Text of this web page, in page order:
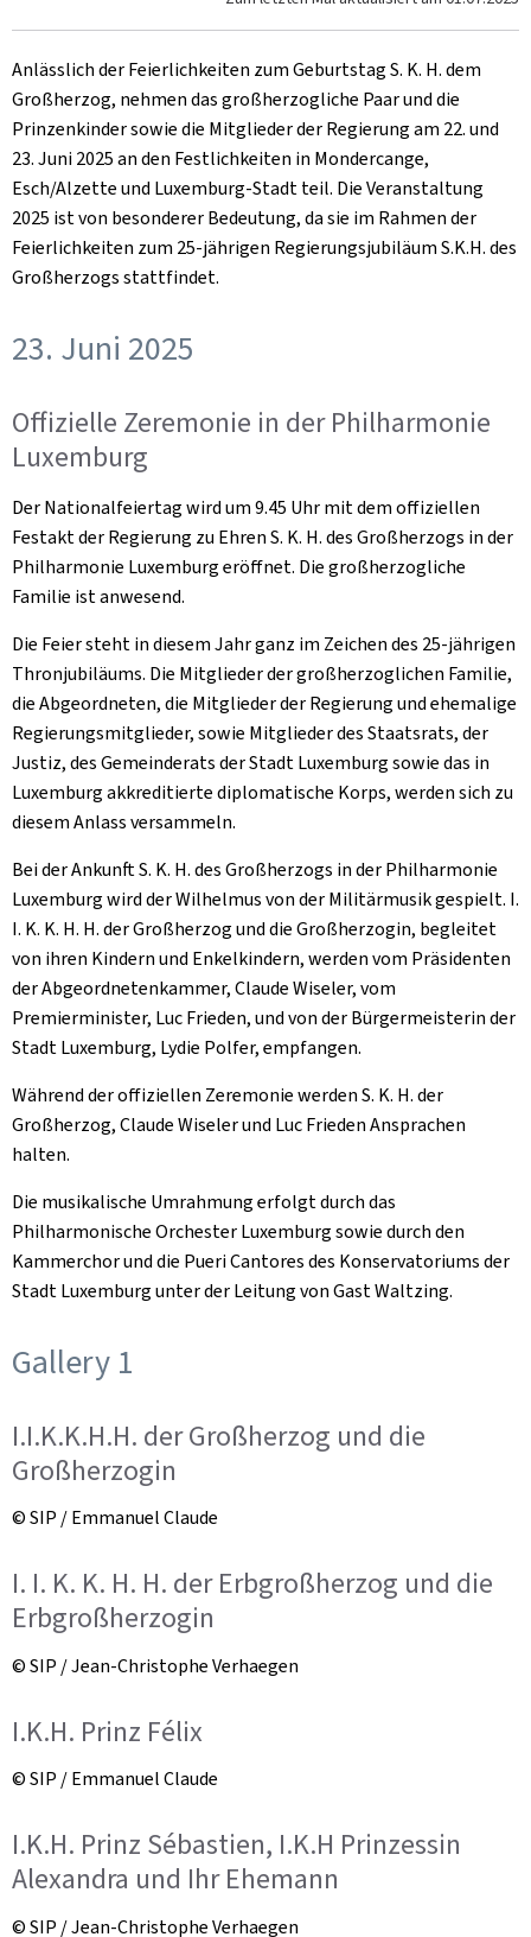
Anlässlich der Feierlichkeiten zum Geburtstag S. K. H. dem
Großherzog, nehmen das großherzogliche Paar und die
Prinzenkinder sowie die Mitglieder der Regierung am 22. und
23. Juni 2025 an den Festlichkeiten in Mondercange,
Esch/Alzette und Luxemburg-Stadt teil. Die Veranstaltung
2025 ist von besonderer Bedeutung, da sie im Rahmen der
Feierlichkeiten zum 25-jährigen Regierungsjubiläum S.K.H. des
Großherzogs stattfindet.
23. Juni 2025
Offizielle Zeremonie in der Philharmonie
Luxemburg
Der Nationalfeiertag wird um 9.45 Uhr mit dem offiziellen
Festakt der Regierung zu Ehren S. K. H. des Großherzogs in der
Philharmonie Luxemburg eröffnet. Die großherzogliche
Familie ist anwesend.
Die Feier steht in diesem Jahr ganz im Zeichen des 25-jährigen
Thronjubiläums. Die Mitglieder der großherzoglichen Familie,
die Abgeordneten, die Mitglieder der Regierung und ehemalige
Regierungsmitglieder, sowie Mitglieder des Staatsrats, der
Justiz, des Gemeinderats der Stadt Luxemburg sowie das in
Luxemburg akkreditierte diplomatische Korps, werden sich zu
diesem Anlass versammeln.
Bei der Ankunft S. K. H. des Großherzogs in der Philharmonie
Luxemburg wird der Wilhelmus von der Militärmusik gespielt. I.
I. K. K. H. H. der Großherzog und die Großherzogin, begleitet
von ihren Kindern und Enkelkindern, werden vom Präsidenten
der Abgeordnetenkammer, Claude Wiseler, vom
Premierminister, Luc Frieden, und von der Bürgermeisterin der
Stadt Luxemburg, Lydie Polfer, empfangen.
Während der offiziellen Zeremonie werden S. K. H. der
Großherzog, Claude Wiseler und Luc Frieden Ansprachen
halten.
Die musikalische Umrahmung erfolgt durch das
Philharmonische Orchester Luxemburg sowie durch den
Kammerchor und die Pueri Cantores des Konservatoriums der
Stadt Luxemburg unter der Leitung von Gast Waltzing.
Gallery 1
I.I.K.K.H.H. der Großherzog und die
Großherzogin
© SIP / Emmanuel Claude
I. I. K. K. H. H. der Erbgroßherzog und die
Erbgroßherzogin
© SIP / Jean-Christophe Verhaegen
I.K.H. Prinz Félix
© SIP / Emmanuel Claude
I.K.H. Prinz Sébastien, I.K.H Prinzessin
Alexandra und Ihr Ehemann
© SIP / Jean-Christophe Verhaegen